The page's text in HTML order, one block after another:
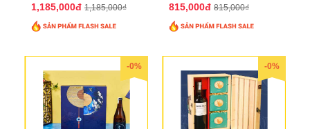
1,185,000đ 1,185,000₫ 815,000đ 815,000₫
-0% -0%